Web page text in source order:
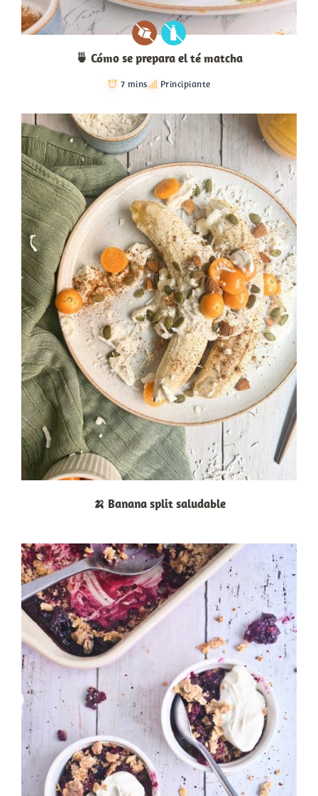
🍵 Cómo se prepara el té matcha
7 mins Principiante
🍌 Banana split saludable